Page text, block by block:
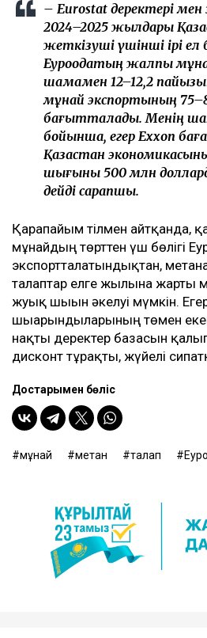
– Eurostat деректері мен
2024–2025 жылдары
жеткізуші үшінші ірі ел
Еуроодақтың жалпы
шамамен 12–12,2
мұнай экспортының
бағытталады. Менің
бойынша, егер Exxon
Қазақстан
шығыны 500 млн
дейді сарапшы.
Қарапайым тілмен айтқанда,
мұнайдың төрттен үш бөлігі
экспортталатындықтан,
талаптар елге жылына жарты
жуық шығын әкелуі мүмкін.
шығарындыларының төмен
нақты деректер базасын
дисконт тұрақты, жүйелі
Достарыңмен бөліс
мұнай метан талап